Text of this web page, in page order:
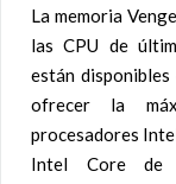
La memoria
las CPU de
están
ofrecer la
procesadores
Intel Core de